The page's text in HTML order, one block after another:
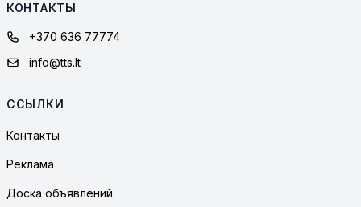
КОНТАКТЫ
+370 636 77774
info@tts.lt
ССЫЛКИ
Контакты
Реклама
Доска объявлений